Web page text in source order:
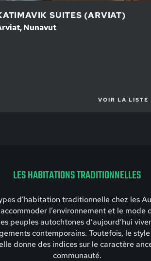
SUITES (ARVIAT)
Nunavut
VOIR LA LISTE
LES HABITATIONS TRADITIONNELLES
d’habitation traditionnelle chez les
l’environnement et le mode
peuples autochtones d’aujourd’hui
contemporains. Toutefois, le
donne des indices sur le caractère
communauté.